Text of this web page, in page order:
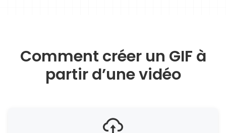
Comment créer un GIF à
partir d’une vidéo